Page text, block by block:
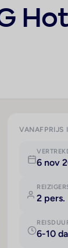
VANAFPRIJS
6 nov
2 pers.
6-10